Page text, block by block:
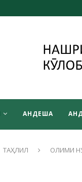
АНДЕША
ТАҲЛИЛ ОЛИМИ